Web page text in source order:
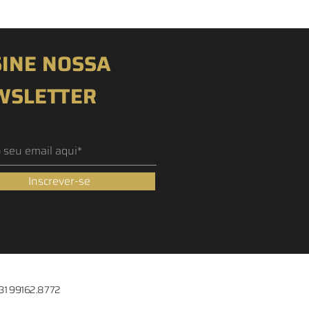
NOSSA
Inscrever-se
99162.8772